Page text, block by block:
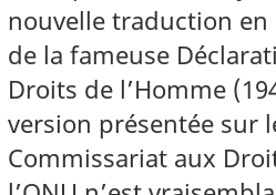
nouvelle traduction
de la fameuse
Droits de l’Homme
version présentée sur
Commissariat aux